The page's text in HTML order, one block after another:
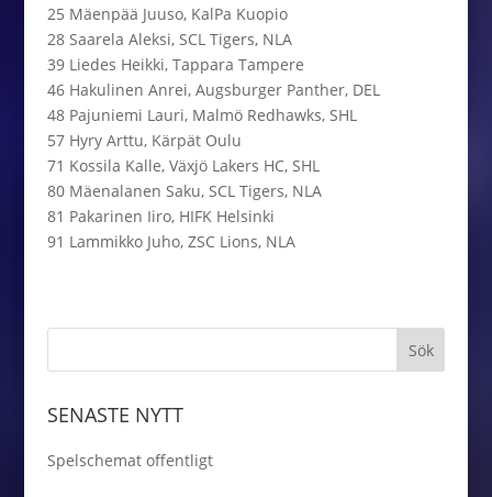
25 Mäenpää Juuso, KalPa Kuopio
28 Saarela Aleksi, SCL Tigers, NLA
39 Liedes Heikki, Tappara Tampere
46 Hakulinen Anrei, Augsburger Panther, DEL
48 Pajuniemi Lauri, Malmö Redhawks, SHL
57 Hyry Arttu, Kärpät Oulu
71 Kossila Kalle, Växjö Lakers HC, SHL
80 Mäenalanen Saku, SCL Tigers, NLA
81 Pakarinen Iiro, HIFK Helsinki
91 Lammikko Juho, ZSC Lions, NLA
SENASTE NYTT
Spelschemat offentligt